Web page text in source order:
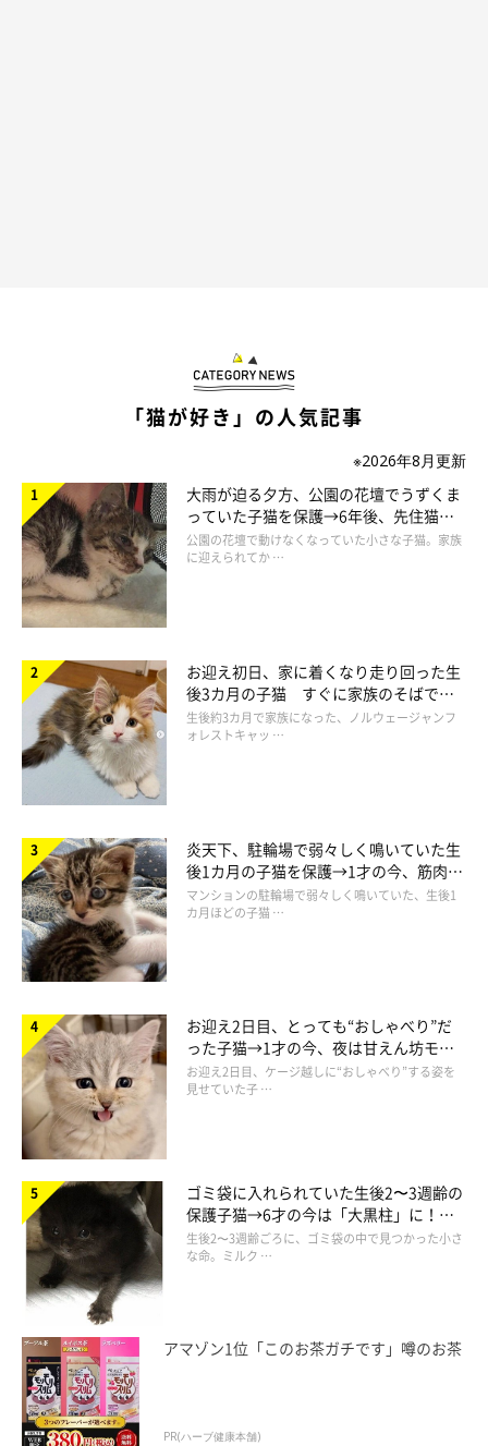
「猫が好き」の人気記事
※2026年8月更新
大雨が迫る夕方、公園の花壇でうずくま
っていた子猫を保護→6年後、先住猫
と“姉妹”のような関係に
公園の花壇で動けなくなっていた小さな子猫。家族
に迎えられてか …
お迎え初日、家に着くなり走り回った生
後3カ月の子猫 すぐに家族のそばで落
ち着く姿に「迎えてよかった」
生後約3カ月で家族になった、ノルウェージャンフ
ォレストキャッ …
炎天下、駐輪場で弱々しく鳴いていた生
後1カ月の子猫を保護→1才の今、筋肉質
でツンデレなコに成長
マンションの駐輪場で弱々しく鳴いていた、生後1
カ月ほどの子猫 …
お迎え2日目、とっても“おしゃべり”だ
った子猫→1才の今、夜は甘えん坊モー
ドになるコに成長！
お迎え2日目、ケージ越しに“おしゃべり”する姿を
見せていた子 …
ゴミ袋に入れられていた生後2〜3週齢の
保護子猫→6才の今は「大黒柱」に！
美しい黒猫に成長した姿にグッとくる
生後2〜3週齢ごろに、ゴミ袋の中で見つかった小さ
な命。ミルク …
アマゾン1位「このお茶ガチです」噂のお茶
PR(ハーブ健康本舗)